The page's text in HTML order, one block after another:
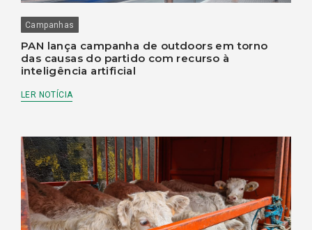
Campanhas
PAN lança campanha de outdoors em torno
das causas do partido com recurso à
inteligência artificial
LER NOTÍCIA